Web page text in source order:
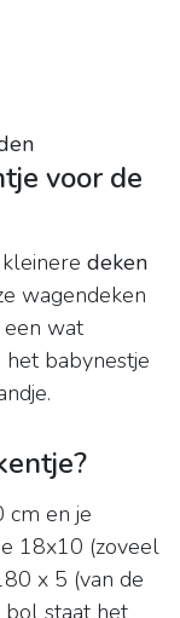
voor de
deken
wagendeken
een wat
babynestje
en je
18x10 (zoveel
x 5 (van de
bol staat het